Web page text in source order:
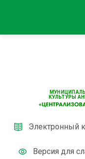
КУЛЬТУРЫ
Электронный
Версия для